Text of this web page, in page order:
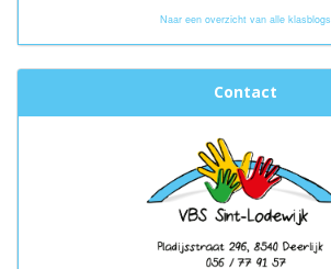
Naar een overzicht van alle klasblogs
Contact